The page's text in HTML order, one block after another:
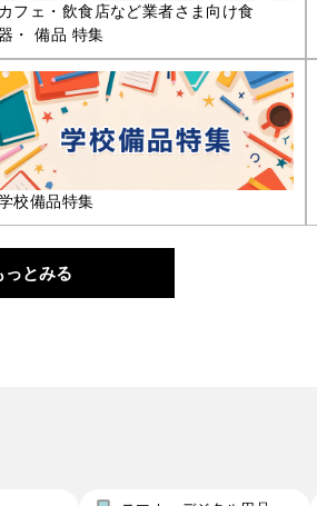
カフェ・飲食店など業者さま向け食
・ 備品 特集
校備品特集
っとみる